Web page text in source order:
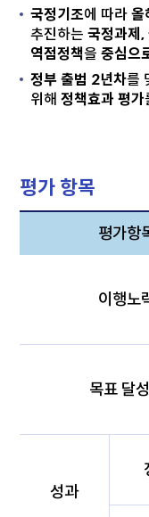
국정기조에 따라올
추진하는 국정과제,
역점정책을 중심으
정부 출범 2년차를
위해 정책효과 평가
평가 항목
평가항
이행노
목표 달
성과